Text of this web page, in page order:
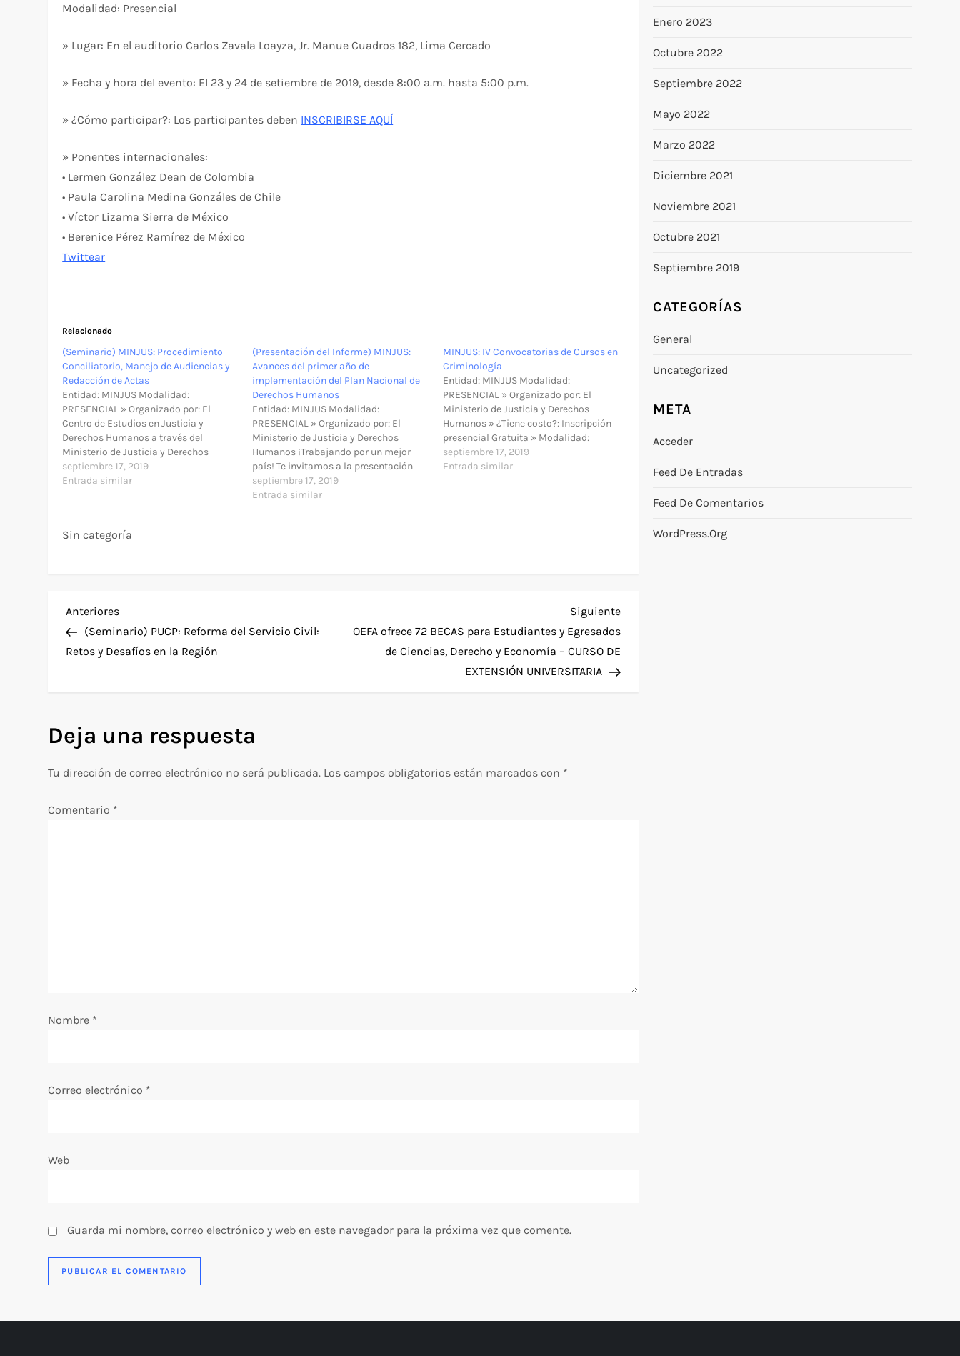
Modalidad: Presencial
» Lugar: En el auditorio Carlos Zavala Loayza, Jr. Manue Cuadros 182, Lima Cercado
» Fecha y hora del evento: El 23 y 24 de setiembre de 2019, desde 8:00 a.m. hasta 5:00 p.m.
» ¿Cómo participar?: Los participantes deben INSCRIBIRSE AQUÍ
» Ponentes internacionales:
• Lermen González Dean de Colombia
• Paula Carolina Medina Gonzáles de Chile
• Víctor Lizama Sierra de México
• Berenice Pérez Ramírez de México
Twittear
Relacionado
(Seminario) MINJUS: Procedimiento
Conciliatorio, Manejo de Audiencias y
Redacción de Actas
Entidad: MINJUS Modalidad:
PRESENCIAL » Organizado por: El
Centro de Estudios en Justicia y
Derechos Humanos a través del
Ministerio de Justicia y Derechos
Humanos » Modalidad: Presencial »
Lugar: Defensa Pública y Acceso a la
septiembre 17, 2019
Entrada similar
(Presentación del Informe) MINJUS:
Avances del primer año de
implementación del Plan Nacional de
Derechos Humanos
Entidad: MINJUS Modalidad:
PRESENCIAL » Organizado por: El
Ministerio de Justicia y Derechos
Humanos ¡Trabajando por un mejor
país! Te invitamos a la presentación
del Informe sobre los avances del
primer año de implementación del
septiembre 17, 2019
Entrada similar
MINJUS: IV Convocatorias de Cursos en
Criminología
Entidad: MINJUS Modalidad:
PRESENCIAL » Organizado por: El
Ministerio de Justicia y Derechos
Humanos » ¿Tiene costo?: Inscripción
presencial Gratuita » Modalidad:
Presencial » Lugar: Auditorio
Institucional de la Corte Suprema de
septiembre 17, 2019
Entrada similar
Sin categoría
N
a
g
a
c
e
t
a
a
s
Entrada
anterior
Anteriores
(Seminario) PUCP: Reforma del Servicio Civil:
Retos y Desafíos en la Región
Siguiente
entrada
Siguiente
OEFA ofrece 72 BECAS para Estudiantes y Egresados
de Ciencias, Derecho y Economía – CURSO DE
EXTENSIÓN UNIVERSITARIA
Deja una respuesta
Tu dirección de correo electrónico no será publicada. Los campos obligatorios están marcados con *
Comentario *
Nombre *
Correo electrónico *
Web
Guarda mi nombre, correo electrónico y web en este navegador para la próxima vez que comente.
Enero 2023
Octubre 2022
Septiembre 2022
Mayo 2022
Marzo 2022
Diciembre 2021
Noviembre 2021
Octubre 2021
Septiembre 2019
CATEGORÍAS
General
Uncategorized
META
Acceder
Feed De Entradas
Feed De Comentarios
WordPress.org